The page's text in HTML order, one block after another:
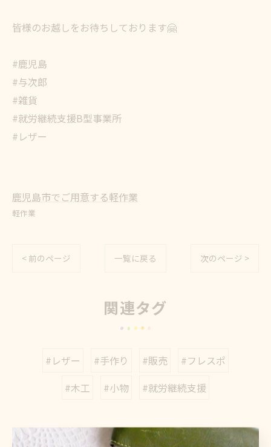
皆様のお越しをお待ちしております🤗
#鹿児島
#与次郎
#雑貨
#就労継続支援B型事業所
#レザー
鹿児島市でご用意する軽作業
軽作業
< 前のページ 一覧に戻る 次のページ >
関連タグ
#レザー #手作り #販売
#フレスポ
#木工
#小物 #就労継続支援